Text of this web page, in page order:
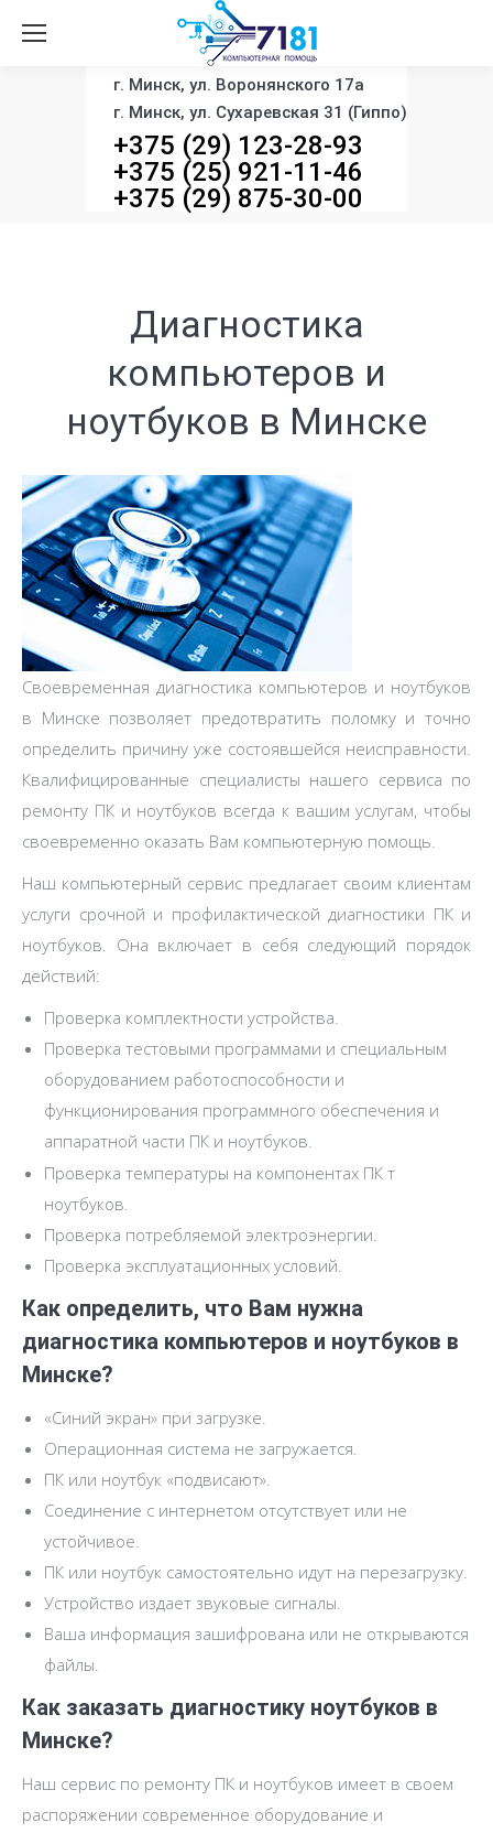
г. Минск, ул. Воронянского 17а
г. Минск, ул. Сухаревская 31 (Гиппо)
+375 (29) 123-28-93
+375 (25) 921-11-46
+375 (29) 875-30-00
Диагностика
компьютеров и
ноутбуков в Минске
Своевременная диагностика компьютеров и ноутбуков
в Минске позволяет предотвратить поломку и точно
определить причину уже состоявшейся неисправности.
Квалифицированные специалисты нашего сервиса по
ремонту ПК и ноутбуков всегда к вашим услугам, чтобы
своевременно оказать Вам компьютерную помощь.
Наш компьютерный сервис предлагает своим клиентам
услуги срочной и профилактической диагностики ПК и
ноутбуков. Она включает в себя следующий порядок
действий:
Проверка комплектности устройства.
Проверка тестовыми программами и специальным
оборудованием работоспособности и
функционирования программного обеспечения и
аппаратной части ПК и ноутбуков.
Проверка температуры на компонентах ПК т
ноутбуков.
Проверка потребляемой электроэнергии.
Проверка эксплуатационных условий.
Как определить, что Вам нужна
диагностика компьютеров и ноутбуков в
Минске?
«Синий экран» при загрузке.
Операционная система не загружается.
ПК или ноутбук «подвисают».
Соединение с интернетом отсутствует или не
устойчивое.
ПК или ноутбук самостоятельно идут на перезагрузку.
Устройство издает звуковые сигналы.
Ваша информация зашифрована или не открываются
файлы.
Как заказать диагностику ноутбуков в
Минске?
Наш сервис по ремонту ПК и ноутбуков имеет в своем
распоряжении современное оборудование и